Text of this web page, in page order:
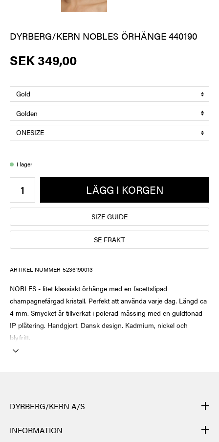
DYRBERG/KERN NOBLES ÖRHÄNGE 440190
SEK 349,00
I lager
LÄGG I KORGEN
SIZE GUIDE
SE FRAKT
ARTIKEL NUMMER 5236190013
NOBLES - litet klassiskt örhänge med en facettslipad
champagnefärgad kristall. Perfekt att använda varje dag. Längd ca
4 mm. Smycket är tillverkat i polerad mässing med en guldtonad
IP plätering. Handgjort. Dansk design. Kadmium, nickel och
blyfritt.
DYRBERG/KERN A/S
DYRBERG/KERNs produkter är handgjorda och genomgår många
olika moment: från gjutning, polering och plätering av
INFORMATION